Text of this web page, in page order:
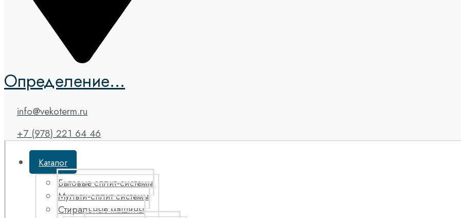
Определение...
info@vekoterm.ru
+7 (978) 221 64 46
Каталог
Бытовые сплит-системы
Мульти-сплит системы
Стиральные машины